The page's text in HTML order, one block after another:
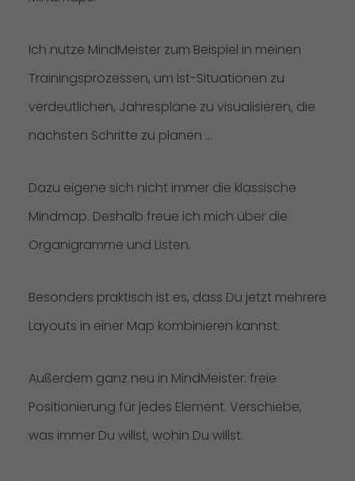
Ich nutze MindMeister zum Beispiel in meinen
Trainingsprozessen, um Ist-Situationen zu
verdeutlichen, Jahrespläne zu visualisieren, die
nächsten Schritte zu planen …
Dazu eigene sich nicht immer die klassische
Mindmap. Deshalb freue ich mich über die
Organigramme und Listen.
Besonders praktisch ist es, dass Du jetzt mehrere
Layouts in einer Map kombinieren kannst.
Außerdem ganz neu in MindMeister: freie
Positionierung für jedes Element. Verschiebe,
was immer Du willst, wohin Du willst.